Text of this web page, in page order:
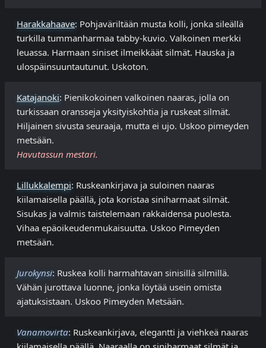
Harakkahaave: Pohjaväriltään musta kolli, jonka sileällä
turkilla tummanharmaa tabby-kuvio. Valkoinen merkki
leuassa. Harmaan siniset ilmeikkäät silmät. Hauska ja
ulospäinsuuntautunut. Uskoton.
Katajanoki: Pienikokoinen valkoinen naaras, jolla on
turkissaan oransseja yksityiskohtia ja ruskeat silmät.
Hiljainen sivusta seuraaja, mutta ei ujo. Uskoo pimeyden
metsään.
Havutassun mestari.
Lillukkalempi: Ruskeankirjava ja suloinen naaras
kiilamaisella päällä, jota koristaa siniharmaat silmät.
Sisukas ja valmis taistelemaan rakkaidensa puolesta.
Vihaa epäoikeudenmukaisuutta. Uskoo Pimeyden
metsään.
Jurokynsi: Ruskea kolli harmahtavan sinisillä silmillä.
Vähän jurottava luonne, jonka löytää usein omista
ajatuksistaan. Uskoo Pimeyden Metsään.
Vanamovirta: Ruskeankirjava, elegantti ja viehkeä naaras